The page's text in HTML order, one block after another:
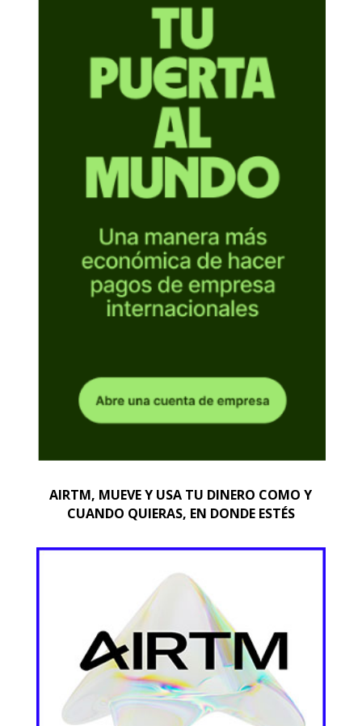
AIRTM, MUEVE Y USA TU DINERO COMO Y
CUANDO QUIERAS, EN DONDE ESTÉS